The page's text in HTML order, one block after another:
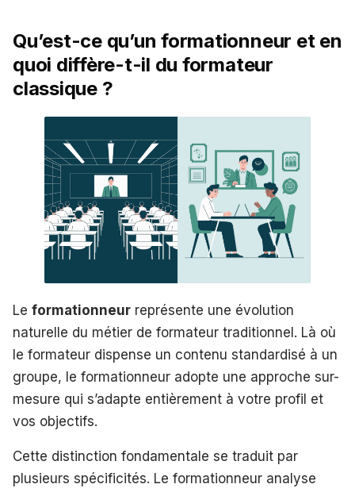
Qu’est-ce qu’un formationneur et en
quoi diffère-t-il du formateur
classique ?
Le formationneur représente une évolution
naturelle du métier de formateur traditionnel. Là où
le formateur dispense un contenu standardisé à un
groupe, le formationneur adopte une approche sur-
mesure qui s’adapte entièrement à votre profil et
vos objectifs.
Cette distinction fondamentale se traduit par
plusieurs spécificités. Le formationneur analyse